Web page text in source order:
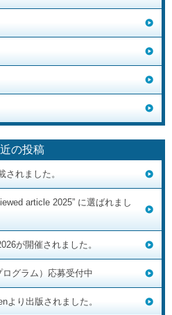
の投稿
されました。
article 2025” に選ばれまし
が開催されました。
グラム）応募受付中
より出版されました。